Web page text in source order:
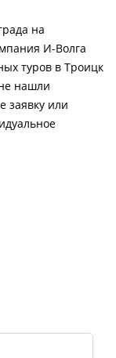
на
И-Волга
туров в Троицк
нашли
заявку или